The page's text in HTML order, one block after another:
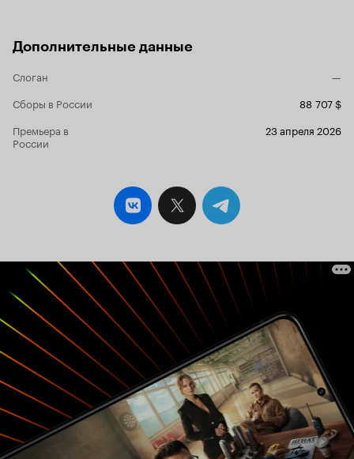
Дополнительные данные
Слоган
—
Сборы в России
88 707 $
Премьера в
России
23 апреля 2026